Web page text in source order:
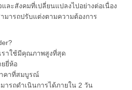
ละสังคมที่เปลี่ยนแปลงไปอย่างต่อเนื่อง
ารถปรับแต่งตามความต้องการ
ราใช้มีคุณภาพสูงที่สุด
ยยี่ห้อ
าคาที่สมบูรณ์
ารถดำเนินการได้ภายใน 2 วัน